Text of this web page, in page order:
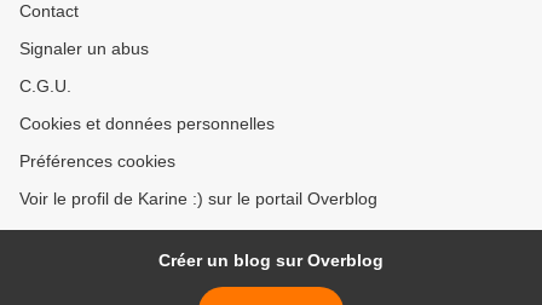
Contact
Signaler un abus
C.G.U.
Cookies et données personnelles
Préférences cookies
Voir le profil de Karine :) sur le portail Overblog
Créer un blog sur Overblog